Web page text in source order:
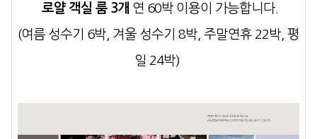
로얄 객실 룸 3개 연 60박 이용이 가능합니다.
(여름 성수기 6박, 겨울 성수기 8박, 주말연휴 22박, 평
일 24박)